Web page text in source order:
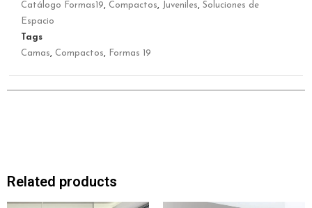
Catálogo Formas19, Compactos, Juveniles, Soluciones de
Espacio
Tags
Camas, Compactos, Formas 19
Related products